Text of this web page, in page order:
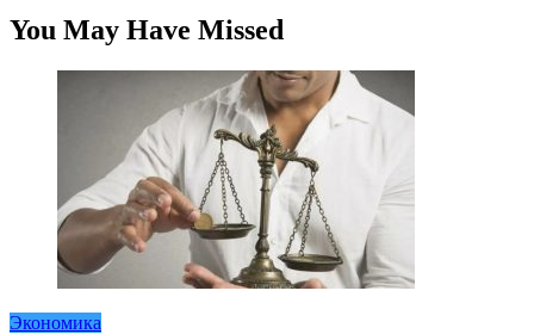
You May Have Missed
Экономика